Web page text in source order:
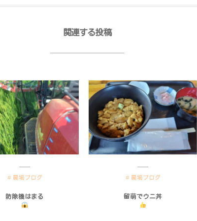
関連する投稿
農場ブログ
防除機はまる
農場ブログ
留萌でウニ丼